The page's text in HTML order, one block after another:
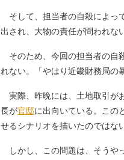
そして、担当者の自殺によっ
出され、大物の責任が問われな
そのため、今回の担当者の自
れない。「やはり近畿財務局の
実際、昨晩には、土地取引が
長が官邸に出向いている。この
せるシナリオを描いたのではな
しかし、この問題は、そうや